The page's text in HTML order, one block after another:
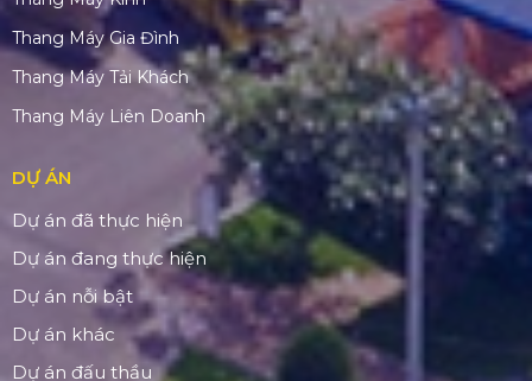
Thang Máy Gia Đình
Thang Máy Tải Khách
Thang Máy Liên Doanh
DỰ ÁN
Dự án đã thực hiện
Dự án đang thực hiện
Dự án nỗi bật
Dự án khác
Dự án đấu thầu